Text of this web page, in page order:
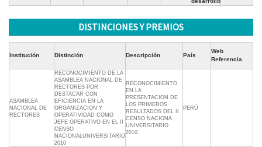
DISTINCIONES Y PREMIOS
Institución Distinción Descripción País
Web
Referencia
ASAMBLEA
NACIONAL DE
RECTORES
RECONOCIMIENTO DE LA
ASAMBLEA NACIONAL DE
RECTORES POR
DESTACAR CON
EFICIENCIA EN LA
ORGANIZACION Y
OPERATIVIDAD COMO
JEFE OPERATIVO EN EL II
CENSO
NACIONALUNIVERSITARIO
2010
RECONOCIMIENTO
EN LA
PRESENTACION DE
LOS PRIMEROS
RESULTADOS DEL II
CENSO NACIONA
UNIVERSITARIO
2010.
PERÚ